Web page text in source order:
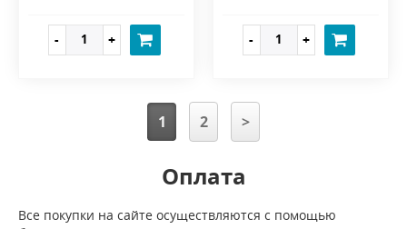
1 2 >
Оплата
Все покупки на сайте осуществляются с помощью